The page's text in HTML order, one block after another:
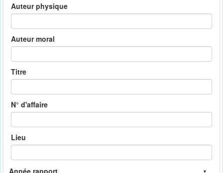
Auteur physique
Auteur moral
Titre
N° d'affaire
Lieu